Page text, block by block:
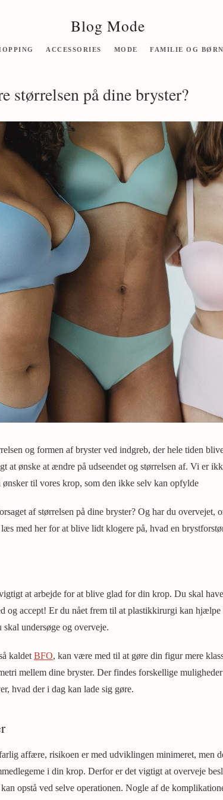
Blog Mode
ACCESSORIES MODE FAMILIE OG BØRN
størrelsen på dine bryster?
og formen af bryster ved indgreb, der hele tiden
at ønske at ændre på udseendet og størrelsen af. Vi er
ønsker til vores krop, som den ikke selv kan opfylde
af størrelsen på dine bryster? Og har du overvejet,
med her for at blive lidt klogere på, hvad en
at arbejde for at blive glad for din krop. Du skal
og accept! Er du nået frem til at plastikkirurgi kan
skal undersøge og overveje.
kaldetBFO, kan være med til at gøre din figur mere
mellem dine bryster. Der findes forskellige
hvad der i dag kan lade sig gøre.
affære, risikoen er med udviklingen minimeret, men
i din krop. Derfor er det vigtigt at overveje
opstå ved selve operationen. Nogle af de